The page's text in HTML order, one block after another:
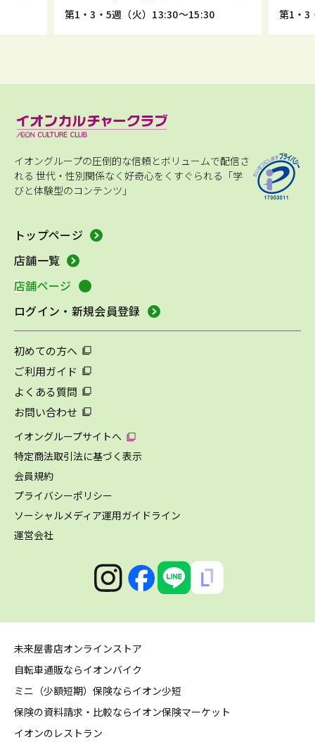
第1・3・5週（火）13:30～15:30
第1・3
イオングループの圧倒的な信頼とボリュームで配信さ
れる 世代・性別関係なく好奇心をくすぐられる「学
びと体験型のコンテンツ」
トップページ
店舗一覧
店舗ページ
ログイン・新規会員登録
初めての方へ
ご利用ガイド
よくある質問
お問い合わせ
イオングループサイトへ
特定商法取引法に基づく表示
会員規約
プライバシーポリシー
ソーシャルメディア運用ガイドライン
運営会社
未来屋書店オンラインストア
自転車通販ならイオンバイク
ミニ（少額短期）保険ならイオン少短
保険の資料請求・比較ならイオン保険マーケット
イオンのレストラン